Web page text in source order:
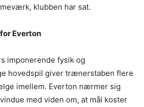
klubben har sat.
Everton
imponerende fysik og
hovedspil giver trænerstaben flere
imellem. Everton nærmer sig
med viden om, at mål koster